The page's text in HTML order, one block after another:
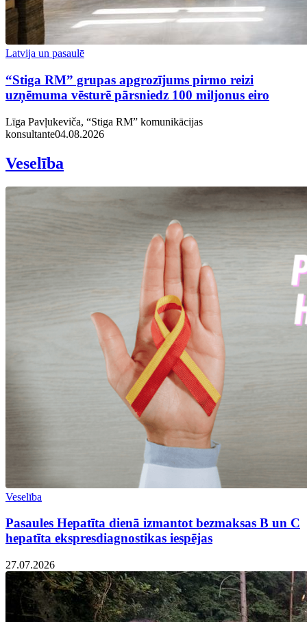
Latvija un pasaulē
“Stiga RM” grupas apgrozījums pirmo reizi
uzņēmuma vēsturē pārsniedz 100 miljonus eiro
Līga Pavļukeviča, “Stiga RM” komunikācijas
konsultante04.08.2026
Veselība
Veselība
Pasaules Hepatīta dienā izmantot bezmaksas B un C
hepatīta ekspresdiagnostikas iespējas
27.07.2026